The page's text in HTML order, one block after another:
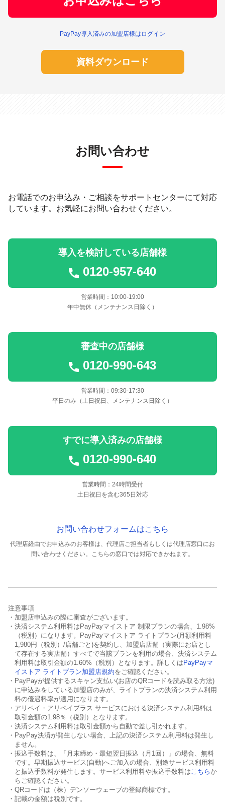
PayPay導入済みの加盟店様はログイン
資料ダウンロード
お問い合わせ
お電話でのお申込み・ご相談をサポートセンターにて対応
しています。 お気軽にお問い合わせください。
導入を検討している店舗様
0120-957-640
営業時間：10:00-19:00
年中無休（メンテナンス日除く）
審査中の店舗様
0120-990-643
営業時間：09:30-17:30
平日のみ（土日祝日、メンテナンス日除く）
すでに導入済みの店舗様
0120-990-640
営業時間：24時間受付
土日祝日を含む365日対応
お問い合わせフォームはこちら
代理店経由でお申込みのお客様は、代理店ご担当者もしくは代理店窓口にお
問い合わせください。 こちらの窓口では対応できかねます。
注意事項
・加盟店申込みの際に審査がございます。
・決済システム利用料はPayPayマイストア 制限プランの場合、1.98%
（税別）になります。PayPayマイストア ライトプラン(月額利用料
1,980円（税別）/店舗ごと)を契約し、加盟店店舗（実際にお店とし
て存在する実店舗）すべてで当該プランを利用の場合、決済システム
利用料は取引金額の1.60%（税別）となります。詳しくは PayPayマ
イストア ライトプラン加盟店規約をご確認ください。
・PayPayが提供するスキャン支払い(お店のQRコードを読み取る方法)
に申込みをしている加盟店のみが、ライトプランの決済システム利用
料の優遇料率が適用になります。
・アリペイ・アリペイプラス サービスにおける決済システム利用料は
取引金額の1.98％（税別）となります。
・決済システム利用料は取引金額から自動で差し引かれます。
・PayPay決済が発生しない場合、上記の決済システム利用料は発生し
ません。
・振込手数料は、「月末締め・最短翌日振込（月1回）」の場合、無料
です。早期振込サービス(自動)へご加入の場合、別途サービス利用料
と振込手数料が発生します。サービス利用料や振込手数料はこちらか
らご確認ください。
・QRコードは（株）デンソーウェーブの登録商標です。
・記載の金額は税別です。